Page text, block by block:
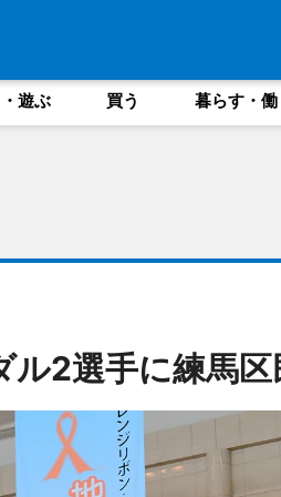
遊ぶ 買う 暮らす・働
2選手に練馬区